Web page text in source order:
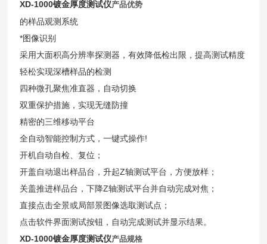
XD-1000镀金厚度测试仪产品优势
的样品观测系统
*图像识别
采用大面积高分辨率探测器，有效降低检出限，提高测试精度
轻松实现深槽样品的检测
四种微孔聚焦准直器，自动切换
双重保护措施，实现无缝防撞
精密的三维移动平台
全自动智能控制方式，一键式操作!
开机自动自检、复位；
开盖自动退出样品台，升起Z轴测试平台，方便放样；
关盖推进样品台，下降Z轴测试平台并自动完成对焦；
直接点击全景或局部景图像选取测试点；
点击软件界面测试按钮，自动完成测试并显示结果。
XD-1000镀金厚度测试仪产品规格